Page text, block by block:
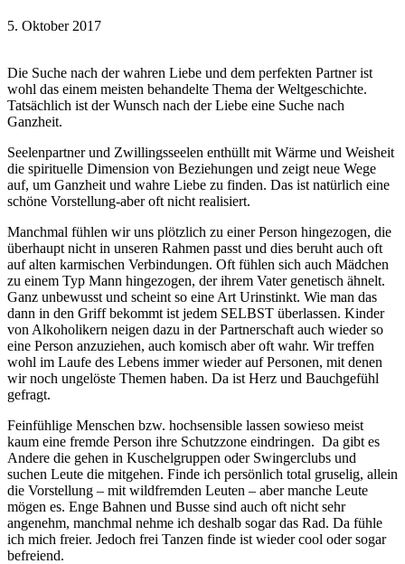
5. Oktober 2017
Die Suche nach der wahren Liebe und dem perfekten Partner ist
wohl das einem meisten behandelte Thema der Weltgeschichte.
Tatsächlich ist der Wunsch nach der Liebe eine Suche nach
Ganzheit.
Seelenpartner und Zwillingsseelen enthüllt mit Wärme und Weisheit
die spirituelle Dimension von Beziehungen und zeigt neue Wege
auf, um Ganzheit und wahre Liebe zu finden. Das ist natürlich eine
schöne Vorstellung-aber oft nicht realisiert.
Manchmal fühlen wir uns plötzlich zu einer Person hingezogen, die
überhaupt nicht in unseren Rahmen passt und dies beruht auch oft
auf alten karmischen Verbindungen. Oft fühlen sich auch Mädchen
zu einem Typ Mann hingezogen, der ihrem Vater genetisch ähnelt.
Ganz unbewusst und scheint so eine Art Urinstinkt. Wie man das
dann in den Griff bekommt ist jedem SELBST überlassen. Kinder
von Alkoholikern neigen dazu in der Partnerschaft auch wieder so
eine Person anzuziehen, auch komisch aber oft wahr. Wir treffen
wohl im Laufe des Lebens immer wieder auf Personen, mit denen
wir noch ungelöste Themen haben. Da ist Herz und Bauchgefühl
gefragt.
Feinfühlige Menschen bzw. hochsensible lassen sowieso meist
kaum eine fremde Person ihre Schutzzone eindringen. Da gibt es
Andere die gehen in Kuschelgruppen oder Swingerclubs und
suchen Leute die mitgehen. Finde ich persönlich total gruselig, allein
die Vorstellung – mit wildfremden Leuten – aber manche Leute
mögen es. Enge Bahnen und Busse sind auch oft nicht sehr
angenehm, manchmal nehme ich deshalb sogar das Rad. Da fühle
ich mich freier. Jedoch frei Tanzen finde ist wieder cool oder sogar
befreiend.